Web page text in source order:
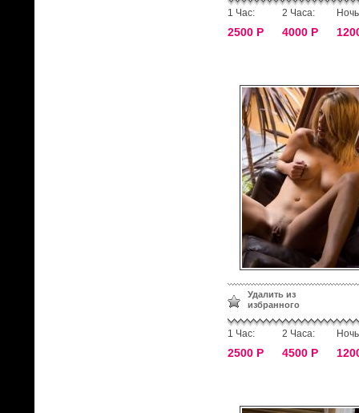
1 Час:
2500 Р
2 Часа:
4000 Р
Удалить из
избранного
1 Час:
2500 Р
2 Часа:
4500 Р